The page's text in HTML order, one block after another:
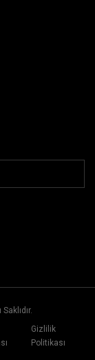
Gizlilik
Politikası